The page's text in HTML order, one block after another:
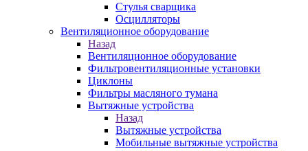
Стулья сварщика
Осцилляторы
Вентиляционное оборудование
Назад
Вентиляционное оборудование
Фильтровентиляционные установки
Циклоны
Фильтры масляного тумана
Вытяжные устройства
Назад
Вытяжные устройства
Мобильные вытяжные устройства